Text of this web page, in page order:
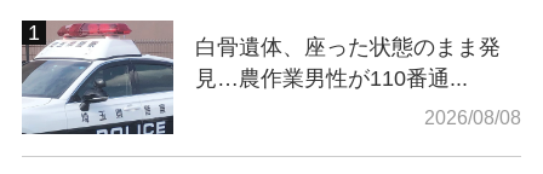
白骨遺体、座った状態のまま発
見…農作業男性が110番通...
2026/08/08